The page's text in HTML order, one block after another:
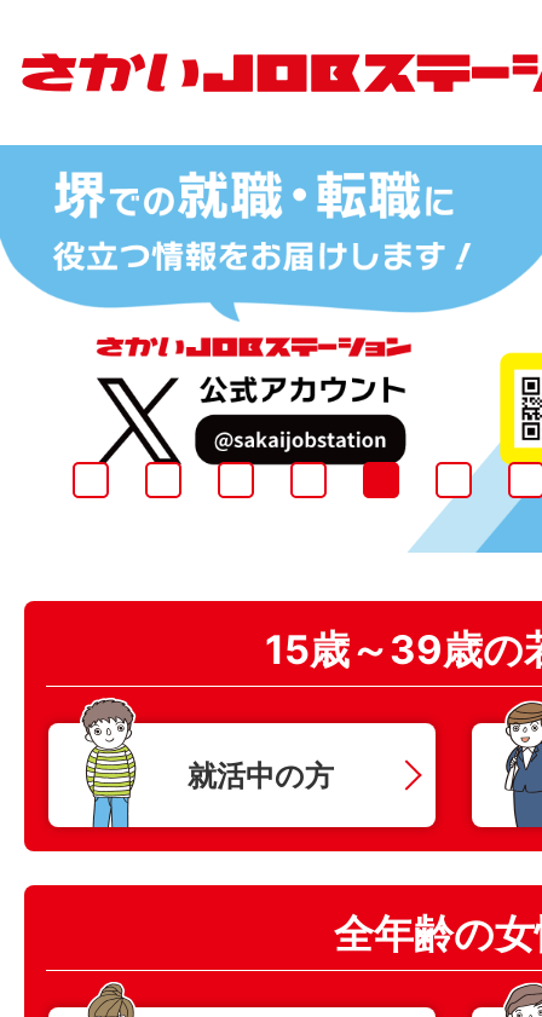
目
15歳～39歳の
就活中の方
全年齢の